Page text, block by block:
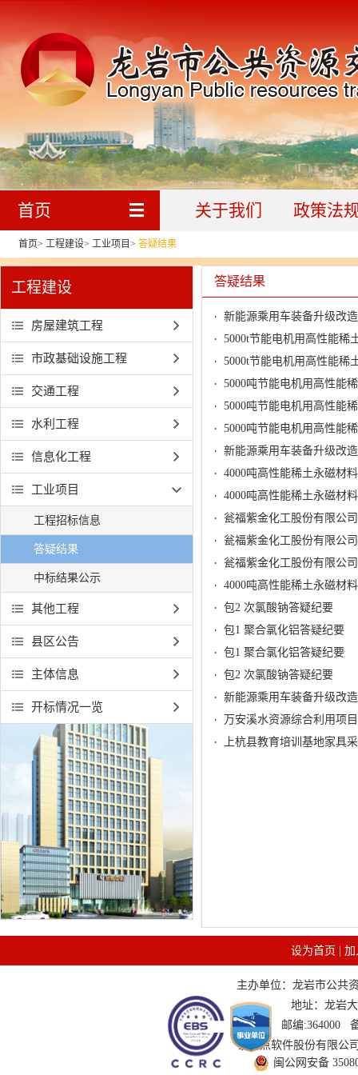
首页 关于我们 政策法
首页> 工程建设> 工业项目 > 答疑结果
工程建设
房屋建筑工程
市政基础设施工程
交通工程
水利工程
信息化工程
工业项目
工程招标信息
答疑结果
中标结果公示
其他工程
县区公告
主体信息
开标情况一览
答疑结果
5000t节能电机用高性能稀
5000t节能电机用高性能稀
5000吨节能电机用高性能
5000吨节能电机用高性能
5000吨节能电机用高性能
新能源乘用车装备升级改
4000吨高性能稀土永磁材
4000吨高性能稀土永磁材
瓮福紫金化工股份有限公
瓮福紫金化工股份有限公
4000吨高性能稀土永磁材
包2 次氯酸钠答疑纪要
包1 聚合氯化铝答疑纪要
包1 聚合氯化铝答疑纪要
包2 次氯酸钠答疑纪要
新能源乘用车装备升级改
上杭县教育培训基地家具
设为首页 加
主办单位：龙岩市公共
地址：龙岩
邮编:364000
技术支持：国泰新点软件股份有限
闽公网安备